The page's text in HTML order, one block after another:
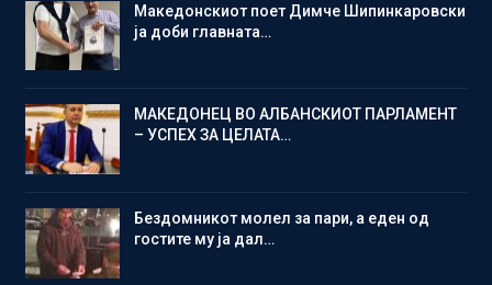
Македонскиот поет Димче Шипинкаровски
ја доби главната…
МАКЕДОНЕЦ ВО АЛБАНСКИОТ ПАРЛАМЕНТ
– УСПЕХ ЗА ЦЕЛАТА…
Бездомникот молел за пари, а еден од
гостите му ја дал…